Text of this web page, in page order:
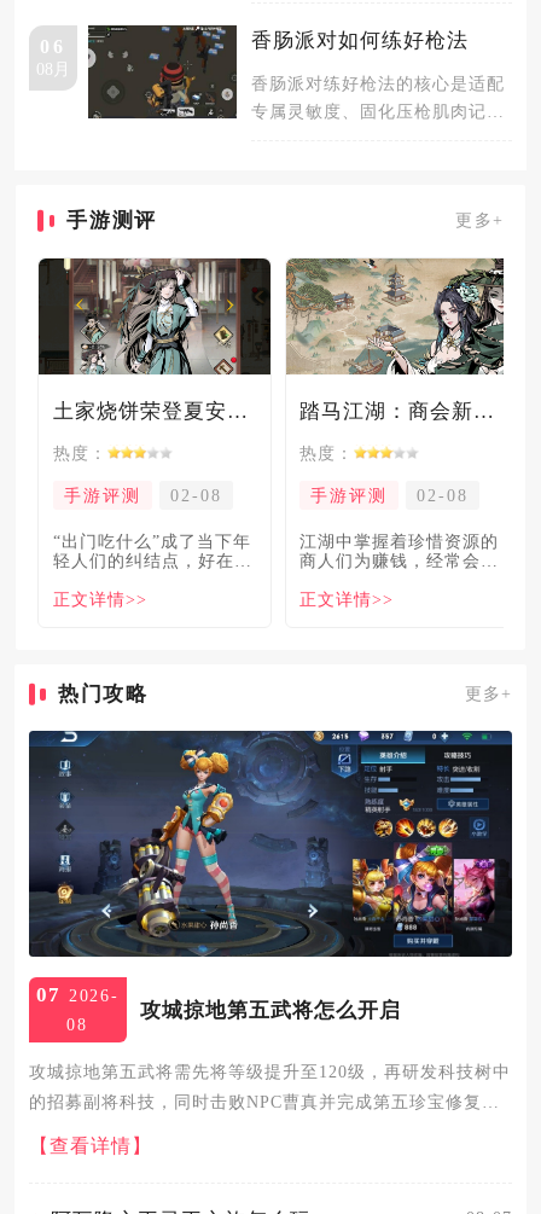
物饱食
06
08月
香肠派对如何练好枪法
香肠派对练好枪法的核心是适配
专属灵敏度、固化压枪肌肉记
手游测评 更多+
土家烧饼荣登夏安必吃榜？烧饼西施摇身成流量网红！
热度：
手游评测 02-08
“出门吃什么”成了当下年
轻人们的纠结点，好在美
解
正文详情>>
踏马江湖：商会新玩法坑惨奸商，拼多多砍一砍洗脑夏安！
热度：
手游评测 02-08
​江湖中掌握着珍惜资源的
商人们为赚钱，经常会让
倍，
正文详情>>
热门攻略 更多+
07
2026-
08
攻城掠地第五武将怎么开启
攻城掠地第五武将需先将等级提升至120级，再研发科技树中
的招募副将科技，同时击败NPC曹真并完成第五珍宝修复，
即可开启副将形式的第五武将，150级后解锁丝绸之路功能可
实现五主将同阵作战。120级是开启第五武将的基础门槛，等
【查看详情】